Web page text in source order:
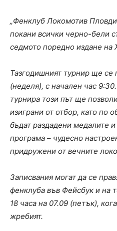
„Фенклуб Локомотив
покани всички черно-бели
седмото поредно издане на
Тазгодишният турнир ще се
(неделя), с начален час
турнира този път ще
изиграни от отбор, като по
бъдат раздадени медалите
програма – чудесно
придружени от вечните
Записвания могат да се
фенклуба във Фейсбук и на
18 часа на 07.09 (петък),
жребият.